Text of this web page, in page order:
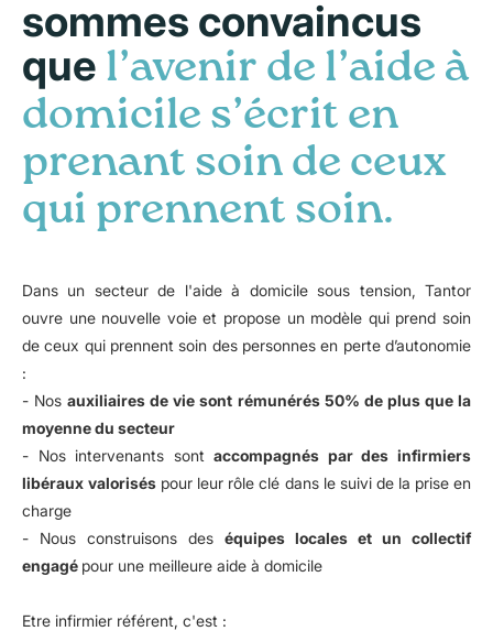
sommes convaincus
que l’avenir de l’aide à
domicile s’écrit en
prenant soin de ceux
qui prennent soin.
Dans un secteur de l'aide à domicile sous tension, Tantor
ouvre une nouvelle voie et propose un modèle qui prend soin
de ceux qui prennent soin des personnes en perte d’autonomie
:
- Nosauxiliaires de vie sont rémunérés 50% de plus que la
moyenne du secteur
- Nos intervenants sontaccompagnés par des infirmiers
libéraux valorisés pour leur rôle clé dans le suivi de la prise en
charge
- Nous construisons des équipes locales et un collectif
engagé pour une meilleure aide à domicile
Etre infirmier référent, c'est :